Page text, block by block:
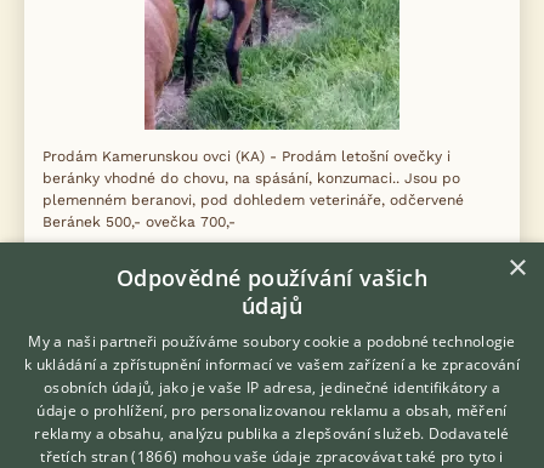
Prodám Kamerunskou ovci (KA) - Prodám letošní ovečky i
beránky vhodné do chovu, na spásání, konzumaci.. Jsou po
plemenném beranovi, pod dohledem veterináře, odčervené
Beránek 500,- ovečka 700,-
5.8.2026 07:37
stolarna...
Zobrazit více inzerátů (103)
Hledáte zvířecího kamaráda?
×
Odpovědné používání vašich
údajů
My a naši partneři používáme soubory cookie a podobné technologie
k ukládání a zpřístupnění informací ve vašem zařízení a ke zpracování
osobních údajů, jako je vaše IP adresa, jedinečné identifikátory a
údaje o prohlížení, pro personalizovanou reklamu a obsah, měření
reklamy a obsahu, analýzu publika a zlepšování služeb. Dodavatelé
třetích stran (1866) mohou vaše údaje zpracovávat také pro tyto i